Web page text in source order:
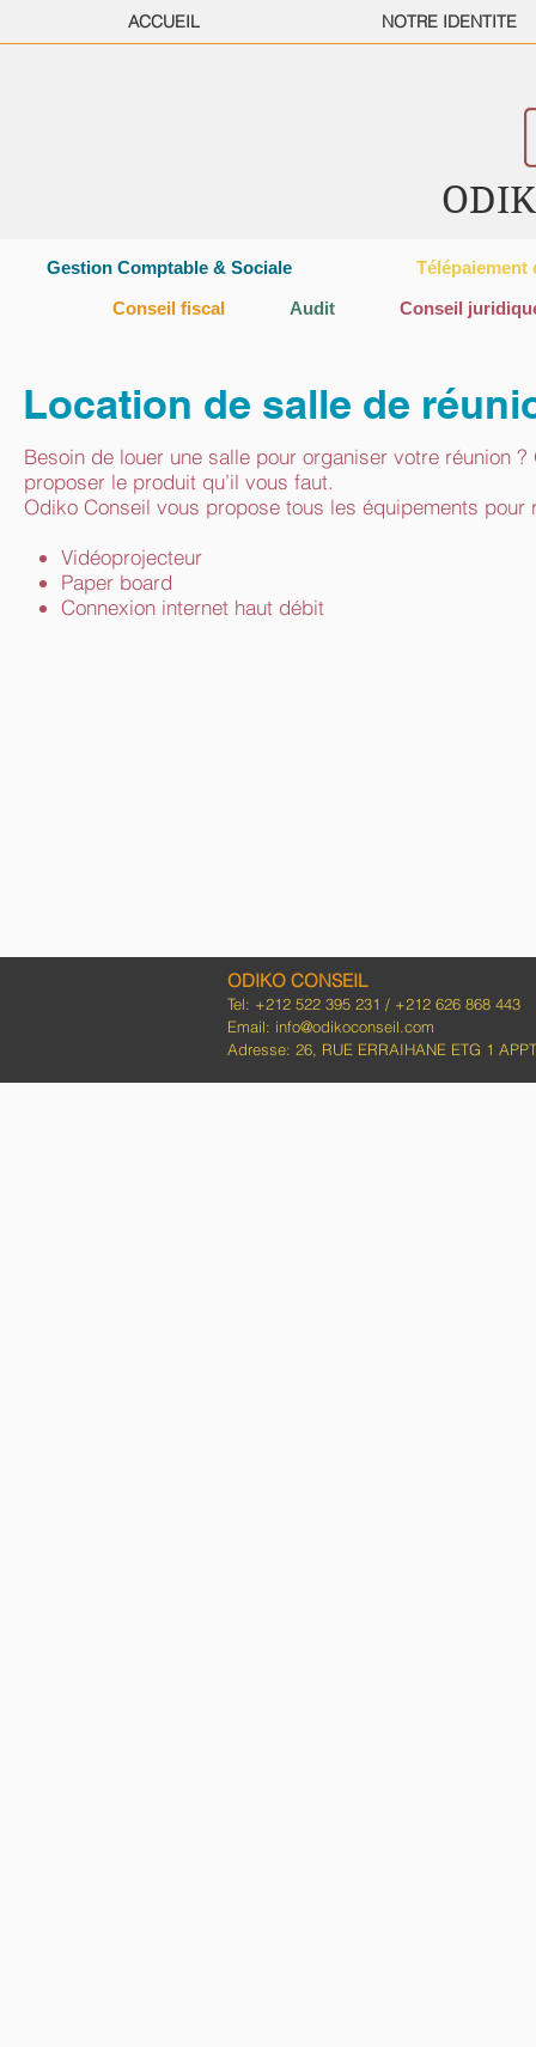
ACCUEIL NOTRE IDENTITE
Gestion Comptable & Sociale
Télépaiement
Conseil fiscal
Audit Conseil
Location de salle de
Besoin de louer une salle pour organiser votre réunion
proposer le produit qu’il vous faut.
Odiko Conseil vous propose tous les équipements
Vidéoprojecteur
Paper board
Connexion internet haut débit
ODIKO CONSEIL
Tel: +212 522 395 231 / +212 626 868 443
Email: info@odikoconseil.com
Adresse: 26, RUE ERRAIHANE ETG 1